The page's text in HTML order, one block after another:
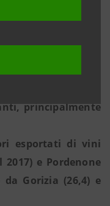
principalmente
esportati di vini
e Pordenone
Gorizia (26,4) e